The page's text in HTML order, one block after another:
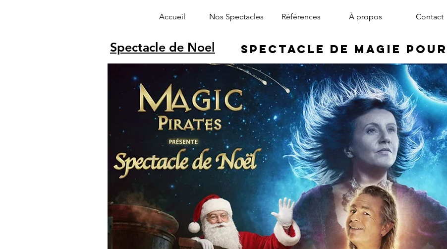
Accueil Nos Spectacles Références À propos Contact
Spectacle de Noel Spectacle de Magie
Alphonse le magicien arbre de noël